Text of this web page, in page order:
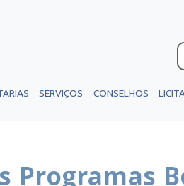
SERVIÇOS CONSELHOS